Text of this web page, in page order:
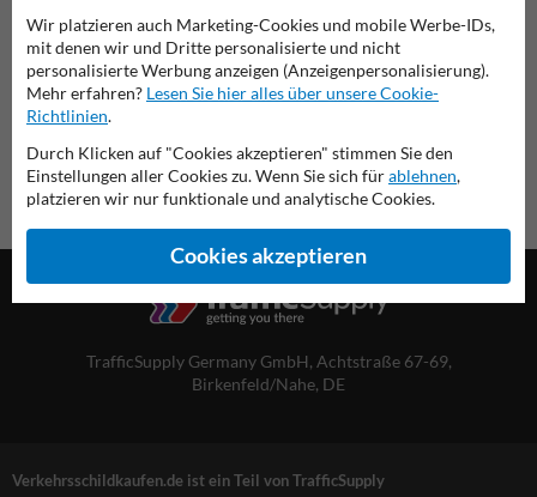
Übersicht der offiziellen Verkehrsschilder
Verkehrsschildkaufen.de
TrafficSupply Germany GmbH, Achtstraße 67-69,
Birkenfeld/Nahe, DE
Verkehrsschildkaufen.de ist ein Teil von TrafficSupply
Wir platzieren auch Marketing-Cookies und mobile Werbe-IDs,
mit denen wir und Dritte personalisierte und nicht
personalisierte Werbung anzeigen (Anzeigenpersonalisierung).
Mehr erfahren? Lesen Sie hier alles über unsere Cookie-
Richtlinien.
Durch Klicken auf "Cookies akzeptieren" stimmen Sie den
Einstellungen aller Cookies zu. Wenn Sie sich fürablehnen,
platzieren wir nur funktionale und analytische Cookies.
Cookies akzeptieren